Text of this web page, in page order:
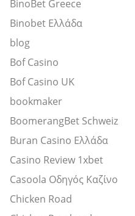
BinoBet Greece
Binobet Ελλάδα
blog
Bof Casino
Bof Casino UK
bookmaker
BoomerangBet Schweiz
Buran Casino Ελλάδα
Casino Review 1xbet
Casoola Οδηγός Καζίνο
Chicken Road